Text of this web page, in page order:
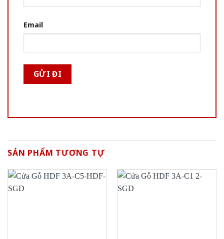
Email
SẢN PHẨM TƯƠNG TỰ